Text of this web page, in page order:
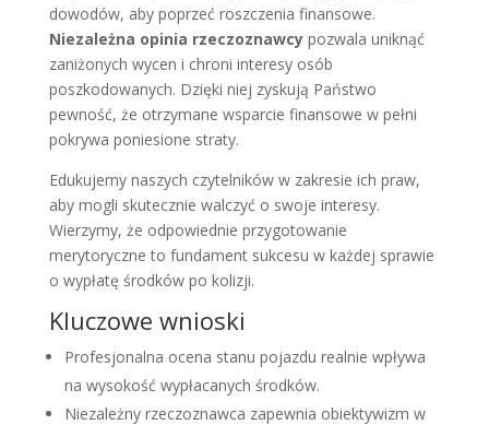
dowodów, aby poprzeć roszczenia finansowe.
Niezależna opinia rzeczoznawcypozwala uniknąć
zaniżonych wycen i chroni interesy osób
poszkodowanych. Dzięki niej zyskują Państwo
pewność, że otrzymane wsparcie finansowe w pełni
pokrywa poniesione straty.
Edukujemy naszych czytelników w zakresie ich praw,
aby mogli skutecznie walczyć o swoje interesy.
Wierzymy, że odpowiednie przygotowanie
merytoryczne to fundament sukcesu w każdej sprawie
o wypłatę środków po kolizji.
Kluczowe wnioski
Profesjonalna ocena stanu pojazdu realnie wpływa
na wysokość wypłacanych środków.
Niezależny rzeczoznawca zapewnia obiektywizm w